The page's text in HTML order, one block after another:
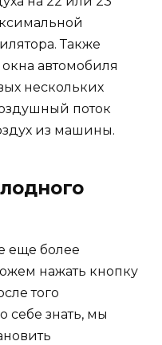
Также
автомобиля
нескольких
поток
из машины.
еще более
нажать кнопку
того
себе знать, мы